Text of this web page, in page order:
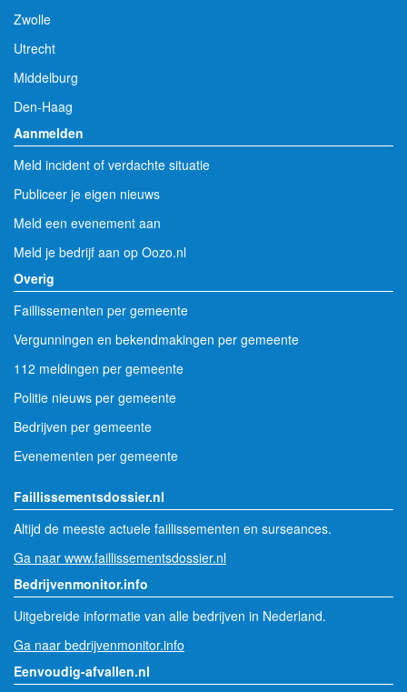
Zwolle
Utrecht
Middelburg
Den-Haag
Aanmelden
Meld incident of verdachte situatie
Publiceer je eigen nieuws
Meld een evenement aan
Meld je bedrijf aan op Oozo.nl
Overig
Faillissementen per gemeente
Vergunningen en bekendmakingen per gemeente
112 meldingen per gemeente
Politie nieuws per gemeente
Bedrijven per gemeente
Evenementen per gemeente
Faillissementsdossier.nl
Altijd de meeste actuele faillissementen en surseances.
Ga naar www.faillissementsdossier.nl
Bedrijvenmonitor.info
Uitgebreide informatie van alle bedrijven in Nederland.
Ga naar bedrijvenmonitor.info
Eenvoudig-afvallen.nl